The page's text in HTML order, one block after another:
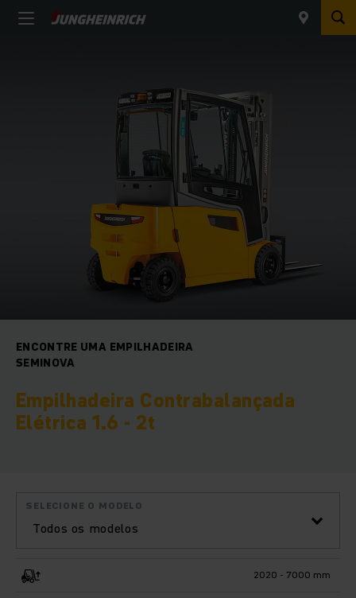
ENCONTRE UMA EMPILHADEIRA
SEMINOVA
Empilhadeira Contrabalançada
Elétrica 1.6 - 2t
Todos os modelos
SELECIONE O MODELO
2020 - 7000 mm